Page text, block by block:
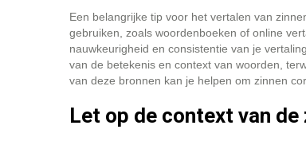
Een belangrijke tip voor het vertalen van
gebruiken, zoals woordenboeken of online
nauwkeurigheid en consistentie van je
van de betekenis en context van woorden,
van deze bronnen kan je helpen om zinnen
Let op de context van